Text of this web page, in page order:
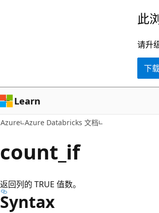
容
此
请升
下
Learn
Azure Azure Databricks 文档
count_if
返回列的 TRUE 值数。
Syntax